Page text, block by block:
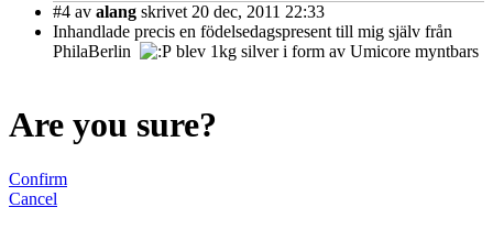
#4 av alang skrivet 20 dec, 2011 22:33
Inhandlade precis en födelsedagspresent till mig själv från
PhilaBerlin
blev 1kg silver i form av Umicore myntbars
Are you sure?
Confirm
Cancel